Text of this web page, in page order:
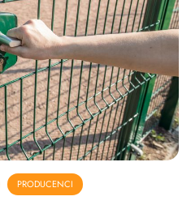
PRODUCENCI